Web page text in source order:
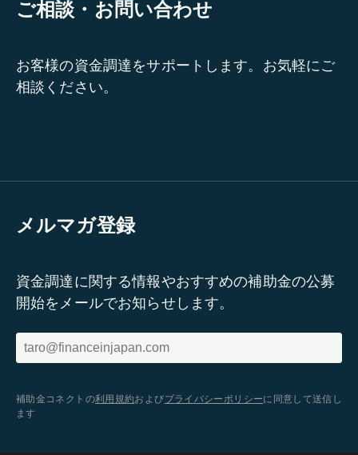
ご相談・お問い合わせ
お客様の資金調達をサポートします。お気軽にご
相談ください。
メルマガ登録
資金調達に関する情報やおすすめの補助金の公募
開始をメールでお知らせします。
補助金コネクトの利用規約およびプライバシーポリシーに同意して送信し
ます